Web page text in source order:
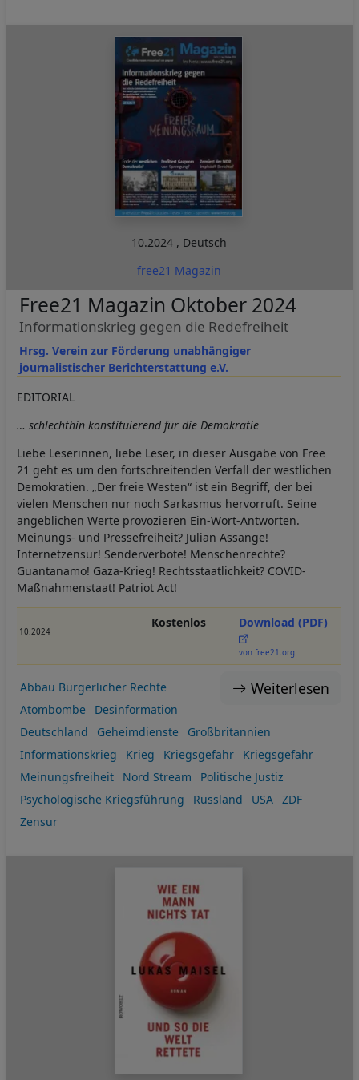
10.2024 , Deutsch
free21 Magazin
Hrsg. Verein zur Förderung unabhängiger
journalistischer Berichterstattung e.V.
Free21 Magazin Oktober 2024
Informationskrieg gegen die Redefreiheit
EDITORIAL
… schlechthin konstituierend für die Demokratie
Liebe Leserinnen, liebe Leser, in dieser Ausgabe von Free
21 geht es um den fortschreitenden Verfall der westlichen
Demokratien. „Der freie Westen“ ist ein Begriff, der bei
vielen Menschen nur noch Sarkasmus hervorruft. Seine
angeblichen Werte provozieren Ein-Wort-Antworten.
Meinungs- und Pressefreiheit? Julian Assange!
Internetzensur! Senderverbote! Menschenrechte?
Guantanamo! Gaza-Krieg! Rechtsstaatlichkeit? COVID-
Maßnahmenstaat! Patriot Act!
10.2024
Kostenlos Download (PDF)
von free21.org
Weiterlesen
Abbau Bürgerlicher Rechte
Atombombe
Desinformation
Deutschland
Geheimdienste
Großbritannien
Informationskrieg
Krieg Kriegsgefahr
Kriegsgefahr
Meinungsfreiheit
Nord Stream
Politische Justiz
Psychologische Kriegsführung
Russland USA
ZDF
Zensur